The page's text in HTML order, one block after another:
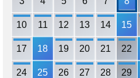
10 11 12 13 14 15
17 18 19 20 21 22
24 25 26 27 28 29